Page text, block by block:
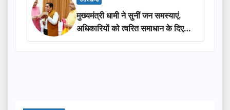
मुख्यमंत्री धामी ने सुनीं जन समस्याएं,
अधिकारियों को त्वरित समाधान के दिए
निर्देश